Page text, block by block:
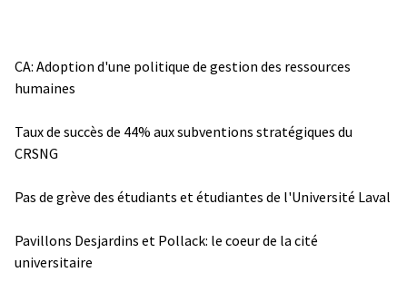
CA: Adoption d'une politique de gestion des ressources
humaines
Taux de succès de 44% aux subventions stratégiques du
CRSNG
Pas de grève des étudiants et étudiantes de l'Université Laval
Pavillons Desjardins et Pollack: le coeur de la cité
universitaire